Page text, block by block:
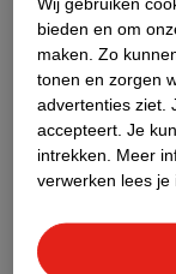
bieden en om
maken. Zo
tonen en zorgen
advertenties ziet.
accepteert. Je
intrekken.
Meer
verwerken lees je